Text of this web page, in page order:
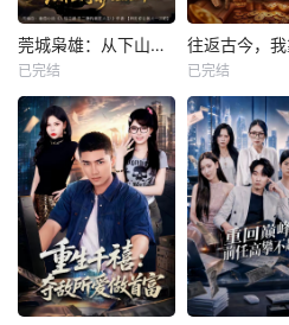
莞城枭雄：从下山守护姐姐开始
已完结 已完结